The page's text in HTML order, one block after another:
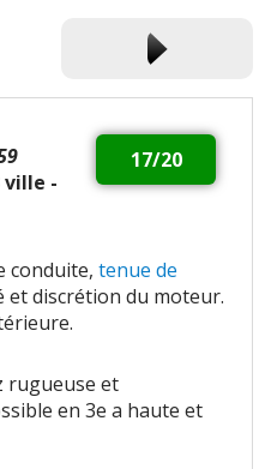
17/20
ville -
conduite, tenue de
et discrétion du moteur.
rugueuse et
en 3e a haute et